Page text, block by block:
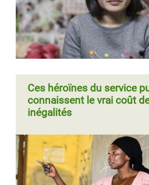
Ces héroïnes du service
connaissent le vrai coût
inégalités